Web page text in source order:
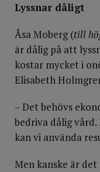
Lyssnar dåligt
Åsa Moberg (till
är dålig på att
kostar mycket i
Elisabeth
– Det behövs
bedriva dålig
kan vi använda
Men kanske är